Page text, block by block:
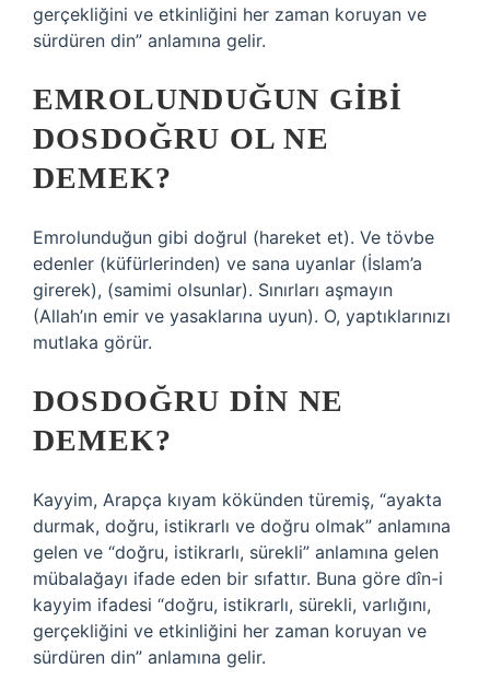
gerçekliğini ve etkinliğini her zaman koruyan ve
sürdüren din” anlamına gelir.
EMROLUNDUĞUN GIBI
DOSDOĞRU OL NE
DEMEK?
Emrolunduğun gibi doğrul (hareket et). Ve tövbe
edenler (küfürlerinden) ve sana uyanlar (İslam’a
girerek), (samimi olsunlar). Sınırları aşmayın
(Allah’ın emir ve yasaklarına uyun). O, yaptıklarınızı
mutlaka görür.
DOSDOĞRU DIN NE
DEMEK?
Kayyim, Arapça kıyam kökünden türemiş, “ayakta
durmak, doğru, istikrarlı ve doğru olmak” anlamına
gelen ve “doğru, istikrarlı, sürekli” anlamına gelen
mübalağayı ifade eden bir sıfattır. Buna göre dîn-i
kayyim ifadesi “doğru, istikrarlı, sürekli, varlığını,
gerçekliğini ve etkinliğini her zaman koruyan ve
sürdüren din” anlamına gelir.